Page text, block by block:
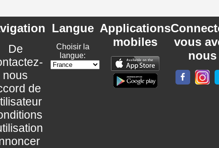
De
nous
de
Langue
Choisir la
langue:
Applications
mobiles
vous
nous